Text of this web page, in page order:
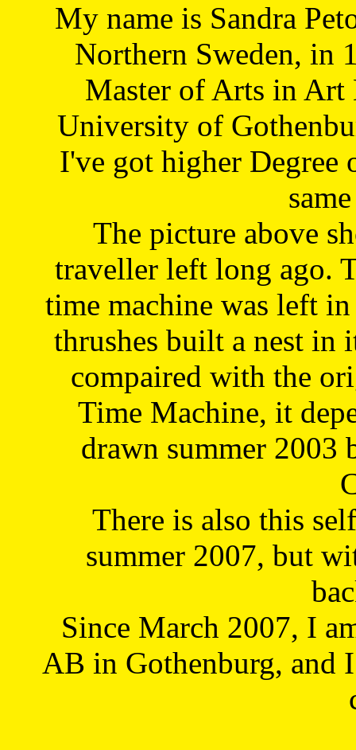
My name is Sandra
Northern Sweden, in
Master of Arts in Art
University of
I've got higher Degree
The picture above
traveller left long ago.
time machine was left
thrushes built a nest in
compaired with the
Time Machine, it
drawn summer 2003
There is also this
summer 2007, but
Since March 2007, I
AB in Gothenburg, and